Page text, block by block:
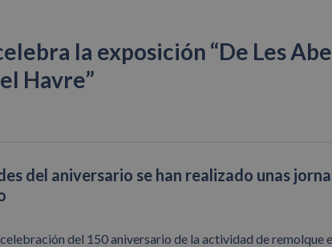
la exposición “De Les
Havre”
del aniversario se han realizado unas
del 150 aniversario de la actividad de remolque